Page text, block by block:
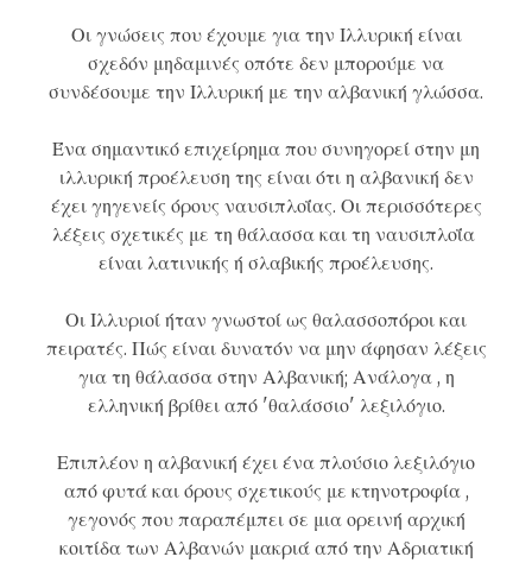
Οι γνώσεις που έχουμε για την Ιλλυρική είναι
σχεδόν μηδαμινές οπότε δεν μπορούμε να
συνδέσουμε την Ιλλυρική με την αλβανική γλώσσα.
Ένα σημαντικό επιχείρημα που συνηγορεί στην μη
ιλλυρική προέλευση της είναι ότι η αλβανική δεν
έχει γηγενείς όρους ναυσιπλοΐας. Οι περισσότερες
λέξεις σχετικές με τη θάλασσα και τη ναυσιπλοΐα
είναι λατινικής ή σλαβικής προέλευσης.
Οι Ιλλυριοί ήταν γνωστοί ως θαλασσοπόροι και
πειρατές. Πώς είναι δυνατόν να μην άφησαν λέξεις
για τη θάλασσα στην Αλβανική; Ανάλογα , η
ελληνική βρίθει από 'θαλάσσιο' λεξιλόγιο.
Επιπλέον η αλβανική έχει ένα πλούσιο λεξιλόγιο
από φυτά και όρους σχετικούς με κτηνοτροφία ,
γεγονός που παραπέμπει σε μια ορεινή αρχική
κοιτίδα των Αλβανών μακριά από την Αδριατική